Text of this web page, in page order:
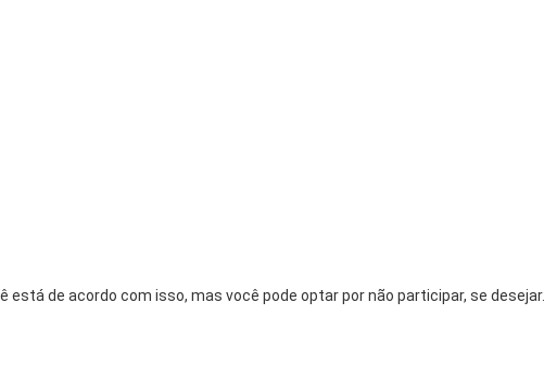
de acordo com isso, mas você pode optar por não participar, se desejar.